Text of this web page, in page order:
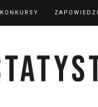
KONKURSY ZAPOWIEDZI